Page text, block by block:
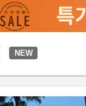
NEW
편의 시설/서비스